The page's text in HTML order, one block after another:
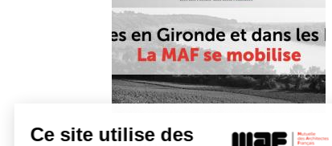
Ce site utilise des